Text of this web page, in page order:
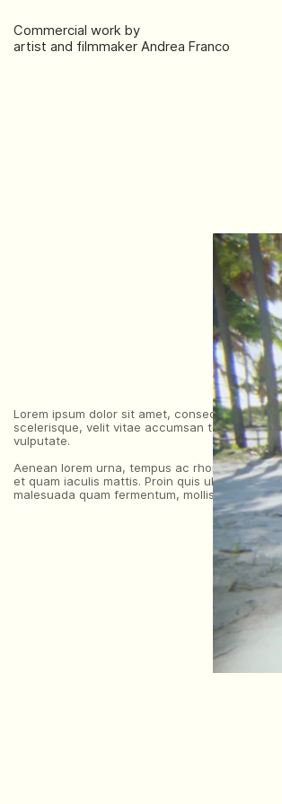
Commercial work by
artist and filmmaker Andrea Franco
Lorem ipsum dolor sit amet, consectetur
scelerisque, velit vitae accumsan tempor,
vulputate.
Aenean lorem urna, tempus ac rhoncus vel,
et quam iaculis mattis. Proin quis ultricies est,
malesuada quam fermentum, mollis ligula et,